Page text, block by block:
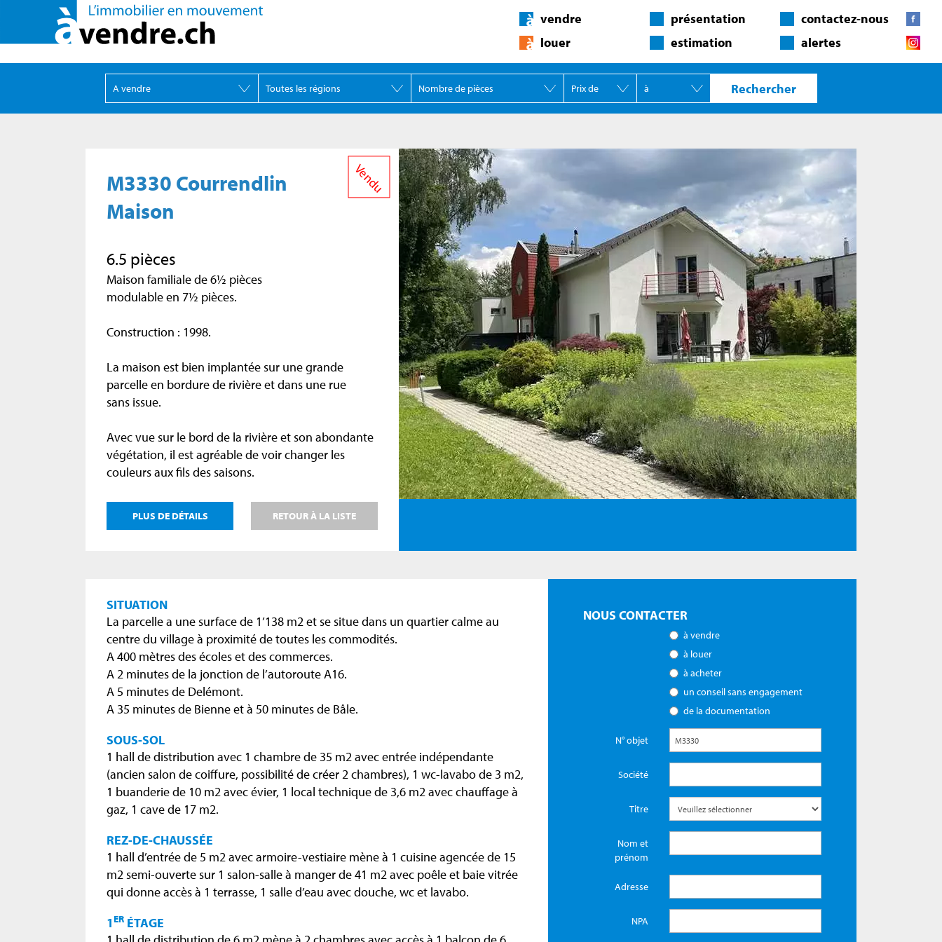
vendre
louer
présentation
estimation
contactez-nous
alertes
M3330 Courrendlin
Maison
6.5 pièces
Vendu
Maison familiale de 6½ pièces
modulable en 7½ pièces.
Construction : 1998.
La maison est bien implantée sur une grande
parcelle en bordure de rivière et dans une rue
sans issue.
Avec vue sur le bord de la rivière et son abondante
végétation, il est agréable de voir changer les
couleurs aux fils des saisons.
PLUS DE DÉTAILS RETOUR À LA LISTE
SITUATION
La parcelle a une surface de 1’138 m2 et se situe dans un quartier calme au
centre du village à proximité de toutes les commodités.
A 400 mètres des écoles et des commerces.
A 2 minutes de la jonction de l’autoroute A16.
A 5 minutes de Delémont.
A 35 minutes de Bienne et à 50 minutes de Bâle.
SOUS-SOL
1 hall de distribution avec 1 chambre de 35 m2 avec entrée indépendante
(ancien salon de coiffure, possibilité de créer 2 chambres), 1 wc-lavabo de 3 m2,
1 buanderie de 10 m2 avec évier, 1 local technique de 3,6 m2 avec chauffage à
gaz, 1 cave de 17 m2.
REZ-DE-CHAUSSÉE
1 hall d’entrée de 5 m2 avec armoire-vestiaire mène à 1 cuisine agencée de 15
m2 semi-ouverte sur 1 salon-salle à manger de 41 m2 avec poêle et baie vitrée
qui donne accès à 1 terrasse, 1 salle d’eau avec douche, wc et lavabo.
1 ER ÉTAGE
NOUS CONTACTER
à vendre
à louer
à acheter
un conseil sans engagement
de la documentation
N° objet
Société
Titre
Nom et
prénom
Adresse
NPA